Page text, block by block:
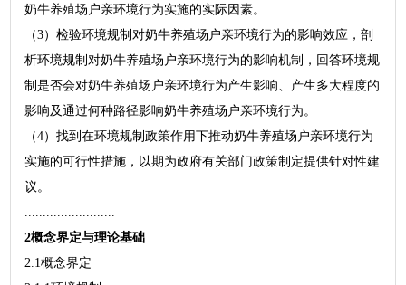
奶牛养殖场户亲环境行为实施的实际因素。
（3）检验环境规制对奶牛养殖场户亲环境行为的影响效应，剖
析环境规制对奶牛养殖场户亲环境行为的影响机制，回答环境规
制是否会对奶牛养殖场户亲环境行为产生影响、产生多大程度的
影响及通过何种路径影响奶牛养殖场户亲环境行为。
（4）找到在环境规制政策作用下推动奶牛养殖场户亲环境行为
实施的可行性措施，以期为政府有关部门政策制定提供针对性建
议。
2概念界定与理论基础
2.1概念界定